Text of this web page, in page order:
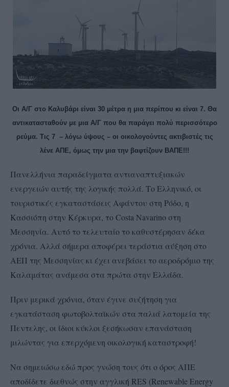
Οι Α/Γ στο Καλυβάρι είναι 30 μέτρα η μια περίπου κι είναι 7. Θα
αντικατασταθούν με μια Α/Γ που θα παράγει πολύ περισσότερο
ρεύμα. Τις 7 – λόγω ύψους – οι οικολογούντες ακτιβιστές τις
λένε ΑΠΕ, όμως την μια την βαφτίζουν ΒΑΠΕ!!!
Πανελλήνια παραδείγματα αντιαναπτυξιακών
ενεργειών αυτής της λογικής πολλά. Το Ελληνικό, οι
τουριστικές εγκαταστάσεις Αφάντου στη Ρόδο, η
Κασσιόπη στην Κέρκυρα, το Costa Navarino στη
Μεσσηνία. Αυτό το τελευταίο το καθυστέρησαν δέκα
χρόνια. Αλλά σήμερα αποφέρει τεράστια αύξηση στο
ΑΕΠ της Μεσσηνίας κι έχει ανεβάσει το αεροδρόμιο της
Καλαμάτας ανάμεσα στα πρώτα στην Ελλάδα.
Πριν μερικά χρόνια, όταν έγινε συζήτηση για
εγκατάσταση φωτοβολταϊκών στα παλιά λατομεία της
Πεντελης, οι ίδιοι κύκλοι ξεσήκωσαν επανάσταση
μιλώντας για επερχόμενη οικολογική καταστροφή!
Να σημειώσω εδώ προς γνώση τους ότι ο όρος ΑΠΕ
αποδίδετε διεθνώς στην αγγλική RES (Renewable Energy